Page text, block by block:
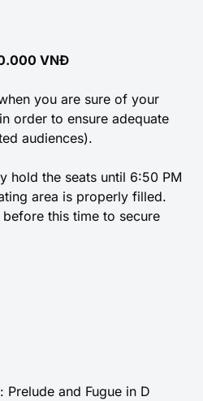
VNĐ
you are sure of your
order to ensure adequate
audiences).
hold the seats until 6:50 PM
area is properly filled.
this time to secure
: Prelude and Fugue in D